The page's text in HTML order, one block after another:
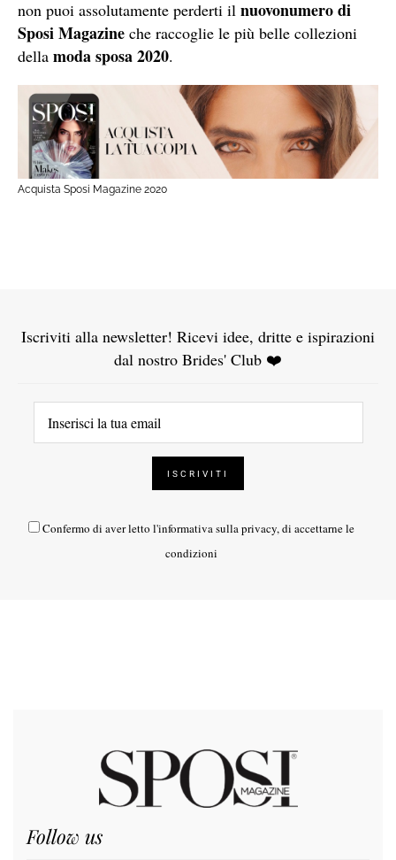
non puoi assolutamente perderti il nuovonumero di
Sposi Magazine che raccoglie le più belle collezioni
della moda sposa 2020.
Acquista Sposi Magazine 2020
Iscriviti alla newsletter! Ricevi idee, dritte e ispirazioni
dal nostro Brides' Club ❤️
Confermo di aver letto l'informativa sulla privacy, di accettarne le
condizioni
Follow us